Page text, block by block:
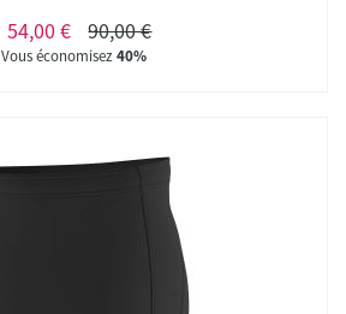
54,00 € 90,00 €
Vous économisez40%